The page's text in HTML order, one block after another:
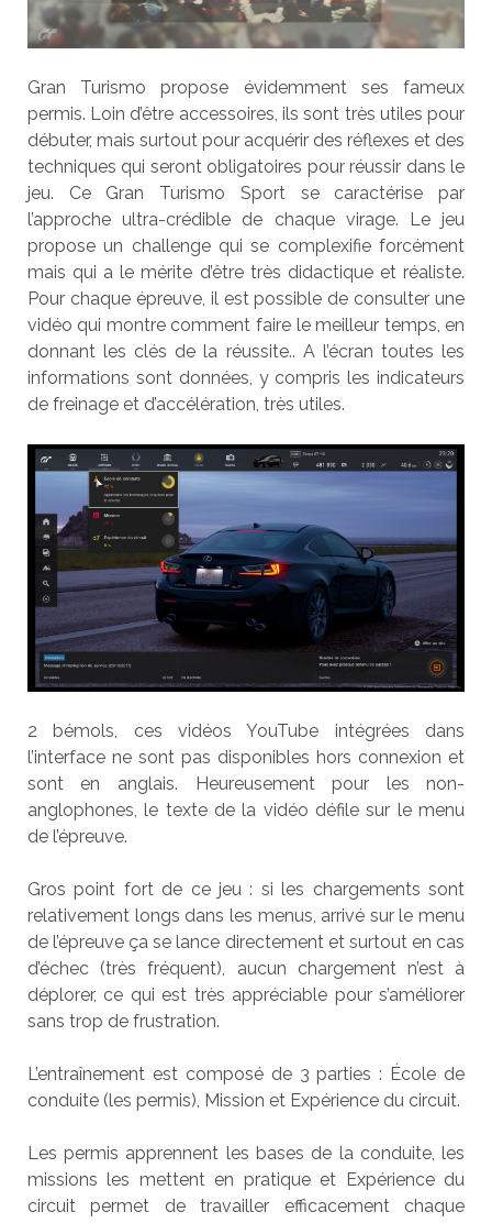
Gran Turismo propose évidemment ses fameux
permis. Loin d’être accessoires, ils sont très utiles pour
débuter, mais surtout pour acquérir des réflexes et des
techniques qui seront obligatoires pour réussir dans le
jeu. Ce Gran Turismo Sport se caractérise par
l’approche ultra-crédible de chaque virage. Le jeu
propose un challenge qui se complexifie forcément
mais qui a le mérite d’être très didactique et réaliste.
Pour chaque épreuve, il est possible de consulter une
vidéo qui montre comment faire le meilleur temps, en
donnant les clés de la réussite.. A l’écran toutes les
informations sont données, y compris les indicateurs
de freinage et d’accélération, très utiles.
2 bémols, ces vidéos YouTube intégrées dans
l’interface ne sont pas disponibles hors connexion et
sont en anglais. Heureusement pour les non-
anglophones, le texte de la vidéo défile sur le menu
de l’épreuve.
Gros point fort de ce jeu : si les chargements sont
relativement longs dans les menus, arrivé sur le menu
de l’épreuve ça se lance directement et surtout en cas
d’échec (très fréquent), aucun chargement n’est à
déplorer, ce qui est très appréciable pour s’améliorer
sans trop de frustration.
L’entraînement est composé de 3 parties : École de
conduite (les permis), Mission et Expérience du circuit.
Les permis apprennent les bases de la conduite, les
missions les mettent en pratique et Expérience du
circuit permet de travailler efficacement chaque